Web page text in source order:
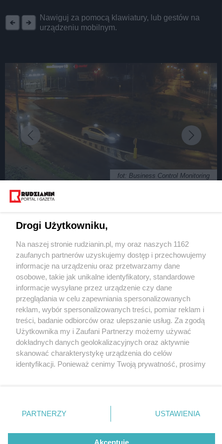
Nawiguj za pomocą klawiatury, lub gestów na
urządzeniu mobilnym.
fot: Business Control Monitoring
nadal próbują "na rondzie w lewo"
2 / 5
A rondzie w lewo 3
Wydawca mediów
Nie zapomnij
zapoznać się z:
polityką prywatności regulamin korzystania z portali
Twojemiasto
Piekary Śląskie
Chorzów
Tarnowskie Góry
Gliwice
Skontakuj sięz nami
Kontakt
Wydawca
Redakcja
Drogi Użytkowniku,
Na naszej stronie rudzianin.pl, my oraz naszych 1162
zaufanych partnerów uzyskujemy dostęp i przechowujemy
informacje na urządzeniu oraz przetwarzamy dane
osobowe, takie jak unikalne identyfikatory, standardowe
informacje wysyłane przez urządzenie czy dane
przeglądania w celu zapewniania spersonalizowanych
reklam, wybór spersonalizowanych treści, pomiar reklam i
treści, badanie odbiorców oraz ulepszanie usług. Za zgodą
Użytkownika my i Zaufani Partnerzy możemy używać
dokładnych danych geolokalizacyjnych oraz aktywnie
skanować charakterystykę urządzenia do celów
identyfikacji. Ponieważ cenimy Twoją prywatność, prosimy
prywatności znajdujący się w lewym dolnym rogu strony
. Niektóre rodzaje przetwarzania danych nie wymagają
zgody użytkownika, ale masz prawo sprzeciwić się
takiemu przetwarzaniu. Preferencje będą miały
PARTNERZY USTAWIENIA
Akceptuję